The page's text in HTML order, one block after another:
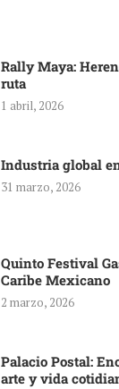
Rally Maya:
ruta
1 abril, 2026
Industria global
31 marzo, 2026
Quinto Festival
Caribe Mexicano
2 marzo, 2026
Palacio Postal:
arte y vida